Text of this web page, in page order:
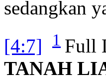
sedangkan
[4:7]
1 Full
TANAH